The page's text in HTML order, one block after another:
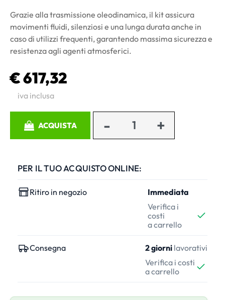
Grazie alla trasmissione oleodinamica, il kit assicura
movimenti fluidi, silenziosi e una lunga durata anche in
caso di utilizzi frequenti, garantendo massima sicurezza e
resistenza agli agenti atmosferici.
€ 617,32
iva inclusa
ACQUISTA
PER IL TUO ACQUISTO ONLINE:
Ritiro in negozio
Immediata
Verifica i
costi
a carrello
Consegna 2 giorni lavorativi
Verifica i costi
a carrello